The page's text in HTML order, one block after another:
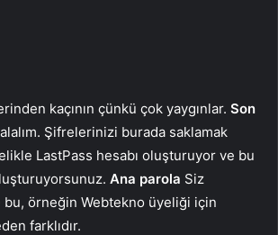
kaçının çünkü çok yaygınlar. Son
Şifrelerinizi burada saklamak
LastPass hesabı oluşturuyor ve bu
Ana parola Siz
örneğin Webtekno üyeliği için
farklıdır.